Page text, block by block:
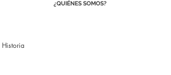
¿QUIÉNES SOMOS?
Historia